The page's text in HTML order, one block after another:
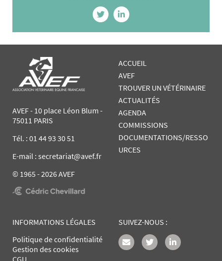
AVEF - 10 place Léon Blum -
75011 PARIS
Tél. : 01 44 93 30 51
E-mail : secretariat@avef.fr
© 1965 - 2026 AVEF
ACCUEIL
AVEF
TROUVER UN VÉTÉRINAIRE
ACTUALITÉS
AGENDA
COMMISSIONS
DOCUMENTATIONS/RESSO
URCES
INFORMATIONS LÉGALES
Politique de confidentialité
Gestion des cookies
SUIVEZ-NOUS :